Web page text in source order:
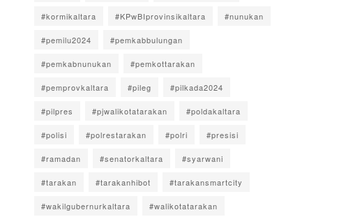
#kormikaltara #KPwBIprovinsikaltara #nunukan
#pemilu2024 #pemkabbulungan
#pemkabnunukan #pemkottarakan
#pemprovkaltara #pileg #pilkada2024
#pilpres #pjwalikotatarakan #poldakaltara
#polisi #polrestarakan #polri #presisi
#ramadan #senatorkaltara #syarwani
#tarakan #tarakanhibot #tarakansmartcity
#wakilgubernurkaltara #walikotatarakan